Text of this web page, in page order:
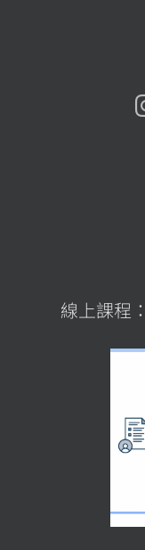
線上課程